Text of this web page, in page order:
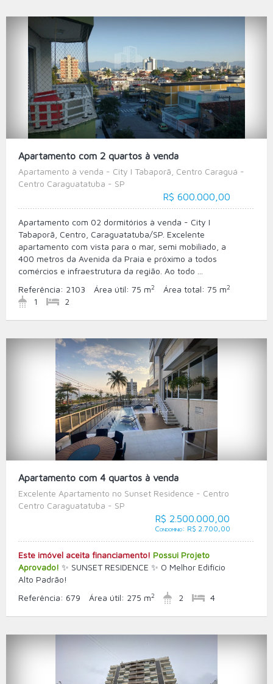
Apartamento com 2 quartos à venda
Apartamento à venda - City I Tabaporã, Centro Caraguá -
Centro Caraguatatuba - SP
R$ 600.000,00
Apartamento com 02 dormitórios à venda - City I
Tabaporã, Centro, Caraguatatuba/SP. Excelente
apartamento com vista para o mar, semi mobiliado, a
400 metros da Avenida da Praia e próximo a todos
comércios e infraestrutura da região. Ao todo ...
Referência: 2103 Área útil: 75 m2 Área total: 75 m2
1 2
Apartamento com 4 quartos à venda
Excelente Apartamento no Sunset Residence - Centro
Centro Caraguatatuba - SP
R$ 2.500.000,00
Condomínio: R$ 2.700,00
Este imóvel aceita financiamento! Possui Projeto
Aprovado! ✨ SUNSET RESIDENCE ✨ O Melhor Edifício
Alto Padrão!
Referência: 679 Área útil: 275 m2 2 4